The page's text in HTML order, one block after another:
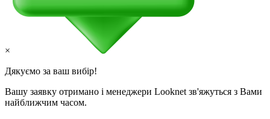
×
Дякуємо за ваш вибір!
Вашу заявку отримано і менеджери Looknet зв'яжуться з Вами
найближчим часом.